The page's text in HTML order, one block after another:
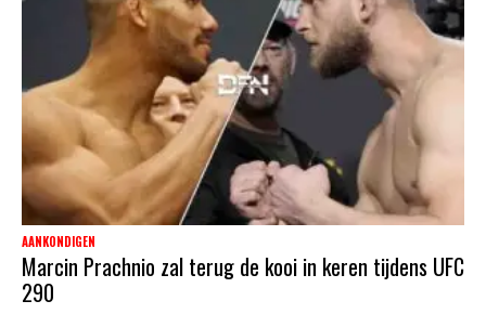
AANKONDIGEN
Marcin Prachnio zal terug de kooi in keren tijdens UFC
290